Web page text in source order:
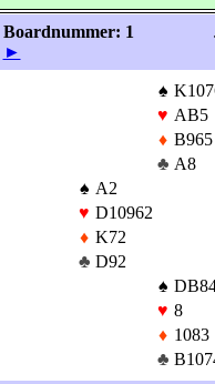
Boardnummer: 1
►
♠
♥ AB5
♦ B965
♣ A8
♠ A2
♥ D10962
♦ K72
♣ D92
♠
♥ 8
♦ 1083
♣